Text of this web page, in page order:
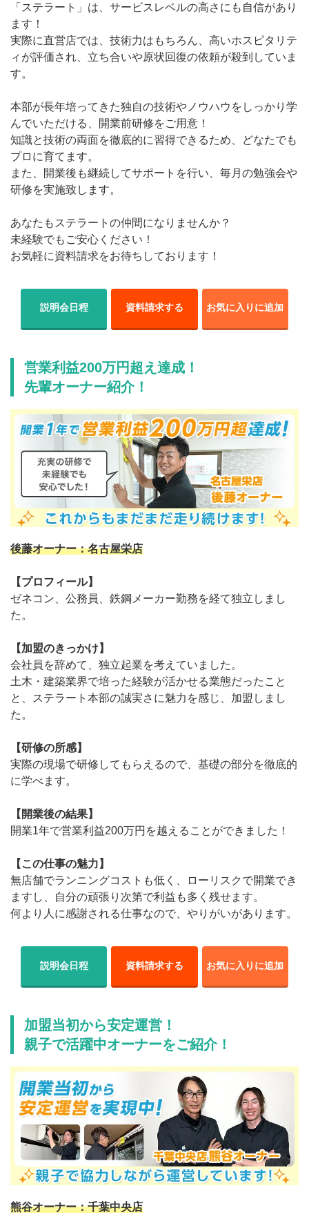
「ステラート」は、サービスレベルの高さにも自信があり
ます！
実際に直営店では、技術力はもちろん、高いホスピタリテ
ィが評価され、立ち合いや原状回復の依頼が殺到していま
す。
本部が長年培ってきた独自の技術やノウハウをしっかり学
んでいただける、開業前研修をご用意！
知識と技術の両面を徹底的に習得できるため、どなたでも
プロに育てます。
また、開業後も継続してサポートを行い、毎月の勉強会や
研修を実施致します。
あなたもステラートの仲間になりませんか？
未経験でもご安心ください！
お気軽に資料請求をお待ちしております！
説明会日程 資料請求する お気に入りに追加
営業利益200万円超え達成！
先輩オーナー紹介！
後藤オーナー：名古屋栄店
【プロフィール】
ゼネコン、公務員、鉄鋼メーカー勤務を経て独立しまし
た。
【加盟のきっかけ】
会社員を辞めて、独立起業を考えていました。
土木・建築業界で培った経験が活かせる業態だったこと
と、ステラート本部の誠実さに魅力を感じ、加盟しまし
た。
【研修の所感】
実際の現場で研修してもらえるので、基礎の部分を徹底的
に学べます。
【開業後の結果】
開業1年で営業利益200万円を越えることができました！
【この仕事の魅力】
無店舗でランニングコストも低く、ローリスクで開業でき
ますし、自分の頑張り次第で利益も多く残せます。
何より人に感謝される仕事なので、やりがいがあります。
説明会日程 資料請求する お気に入りに追加
加盟当初から安定運営！
親子で活躍中オーナーをご紹介！
熊谷オーナー：千葉中央店